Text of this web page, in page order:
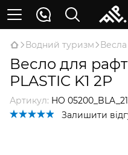
Водний туризм Весла
Весло для
PLASTIC K1 2P
Артикул: HO
Залишити